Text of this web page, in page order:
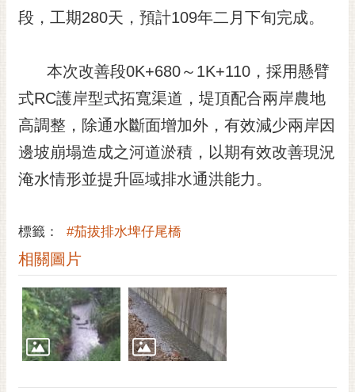
市
English
日
本
私
權
及
安
全
政
策
網
段，工期280天，預計109年二月下旬完成。
本次改善段0K+680～1K+110，採用懸臂
式RC護岸型式拓寬渠道，堤頂配合兩岸農地
高調整，除通水斷面增加外，有效減少兩岸因
邊坡崩塌造成之河道淤積，以期有效改善現況
淹水情形並提升區域排水通洪能力。
標籤： #茄拔排水埤仔尾橋
相關圖片